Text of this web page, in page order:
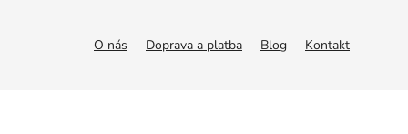
O nás Doprava a platba Blog Kontakt